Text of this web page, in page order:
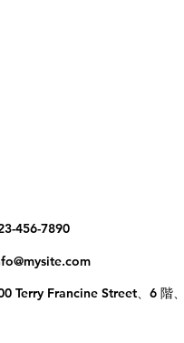
456-7890
Terry Francine Street、6 階